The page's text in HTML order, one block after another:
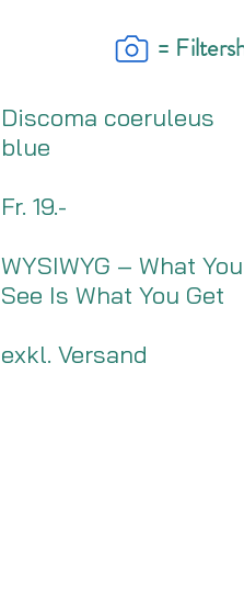
=
Discoma coeruleus
blue
Fr. 19.-
WYSIWYG – What You
See Is What You Get
exkl. Versand